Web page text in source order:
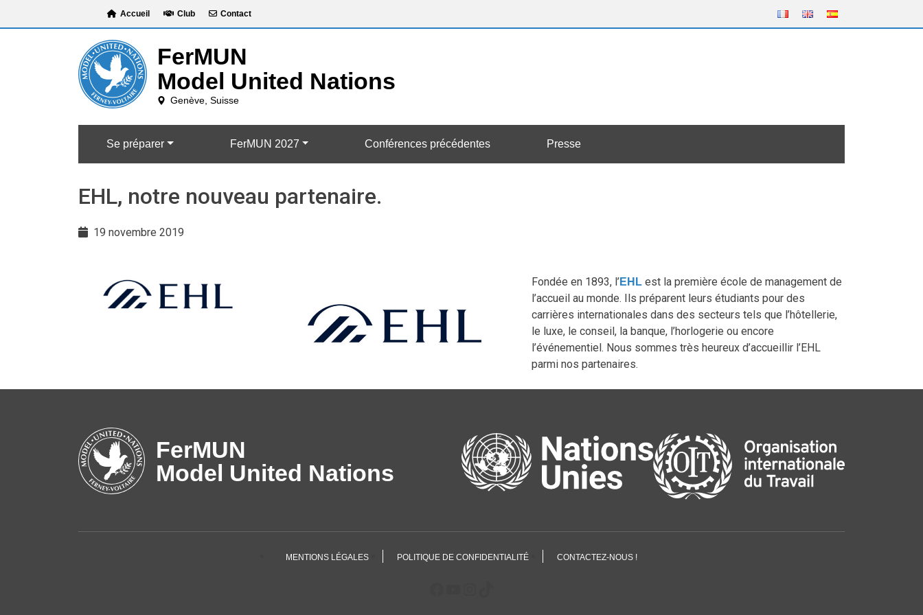
Accueil Club Contact
Se préparer FerMUN 2027 Conférences précédentes Presse
EHL, notre nouveau partenaire.
19 novembre 2019
Fondée en 1893, l’EHL est la première école de management de
l’accueil au monde. Ils préparent leurs étudiants pour des
carrières internationales dans des secteurs tels que l’hôtellerie,
le luxe, le conseil, la banque, l’horlogerie ou encore
l’événementiel. Nous sommes très heureux d’accueillir l’EHL
parmi nos partenaires.
FerMUN
Model United Nations
MENTIONS LÉGALES POLITIQUE DE CONFIDENTIALITÉ CONTACTEZ-NOUS !